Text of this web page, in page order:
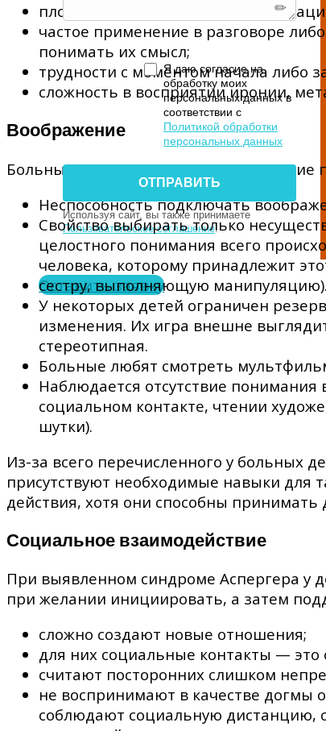
Я даю согласие на
обработку моих
персональных данных в
соответствии с
Политикой обработки
персональных данных
Используя сайт, вы также принимаете
Пользовательское соглашение.
Оставить заявку
плохое восприятие жестов,
частое применение в разговоре
понимать их смысл;
трудности с моментом начала либо
сложность в восприятии иронии,
Воображение
Больным детям характерны следующие
Неспособность подключать
Свойство выбирать только
целостного понимания всего
человека, которому принадлежит
сестру, выполняющую манипуляцию).
У некоторых детей ограничен
изменения. Их игра внешне
стереотипная.
Больные любят смотреть
Наблюдается отсутствие
социальном контакте, чтении
шутки).
Из-за всего перечисленного у больных
присутствуют необходимые навыки для
действия, хотя они способны
Социальное взаимодействие
При выявленном синдроме Аспергера у
при желании инициировать, а затем
сложно создают новые отношения;
для них социальные контакты —
считают посторонних слишком
не воспринимают в качестве
соблюдают социальную дистанцию,